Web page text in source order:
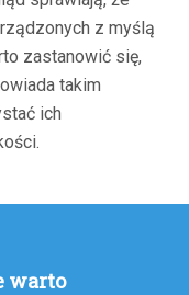
z myślą
zastanowić się,
takim
ich
warto